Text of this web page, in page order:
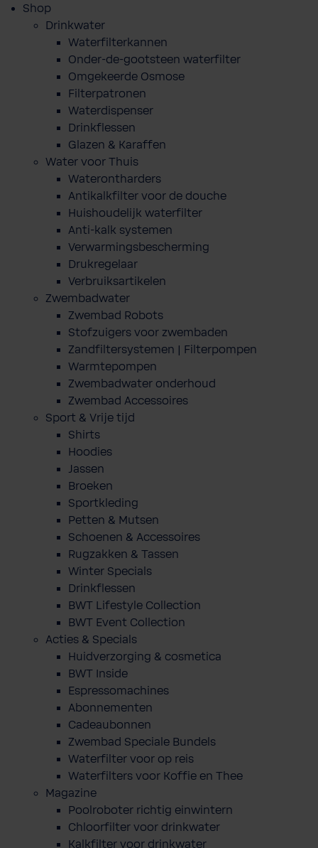
Shop
Drinkwater
Waterfilterkannen
Onder-de-gootsteen waterfilter
Omgekeerde Osmose
Filterpatronen
Waterdispenser
Drinkflessen
Glazen & Karaffen
Water voor Thuis
Waterontharders
Antikalkfilter voor de douche
Huishoudelijk waterfilter
Anti-kalk systemen
Verwarmingsbescherming
Drukregelaar
Verbruiksartikelen
Zwembadwater
Zwembad Robots
Stofzuigers voor zwembaden
Zandfiltersystemen | Filterpompen
Warmtepompen
Zwembadwater onderhoud
Zwembad Accessoires
Sport & Vrije tijd
Shirts
Hoodies
Jassen
Broeken
Sportkleding
Petten & Mutsen
Schoenen & Accessoires
Rugzakken & Tassen
Winter Specials
Drinkflessen
BWT Lifestyle Collection
BWT Event Collection
Acties & Specials
Huidverzorging & cosmetica
BWT Inside
Espressomachines
Abonnementen
Cadeaubonnen
Zwembad Speciale Bundels
Waterfilter voor op reis
Waterfilters voor Koffie en Thee
Magazine
Poolroboter richtig einwintern
Chloorfilter voor drinkwater
Kalkfilter voor drinkwater